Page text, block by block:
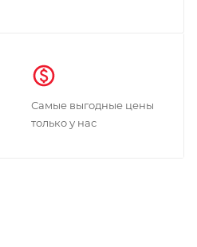
Самые выгодные цены
только у нас